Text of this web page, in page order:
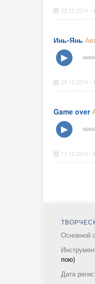
22.12.2014
Инь-Янь
▶
20.12.2014
Game over
▶
17.12.2014
Основной
пою)
Дата